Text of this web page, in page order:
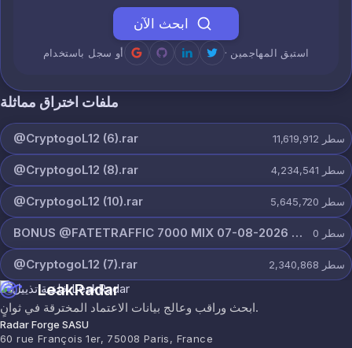
ابحث الآن
أو سجل باستخدام · استبق المهاجمين
ملفات اختراق مماثلة
@CryptogoL12 (6).rar 11,619,912 سطر
@CryptogoL12 (8).rar 4,234,541 سطر
@CryptogoL12 (10).rar 5,645,720 سطر
BONUS @FATETRAFFIC 7000 MIX 07-08-2026 @r0bin1337.rar 0 سطر
@CryptogoL12 (7).rar 2,340,868 سطر
LeakRadar
ابحث وراقب وعالج بيانات الاعتماد المخترقة في ثوانٍ.
Radar Forge SASU
60 rue François 1er, 75008 Paris, France